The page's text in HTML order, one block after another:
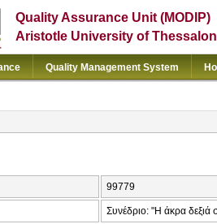
Quality Assurance Unit (MODIP)
Aristotle University of
Quality Management System
99779
Συνέδριο: "Η άκρα δεξιά